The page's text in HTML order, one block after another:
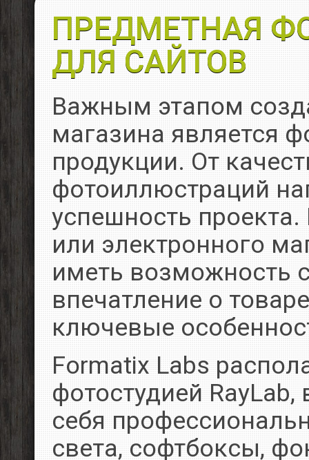
ПРЕДМЕТНАЯ
ДЛЯ САЙТОВ
Важным этапом
магазина является
продукции. От
фотоиллюстраций
успешность проекта.
или электронного
иметь возможность
впечатление о
ключевые
Formatix Labs
фотостудией
себя
света, софтбоксы,